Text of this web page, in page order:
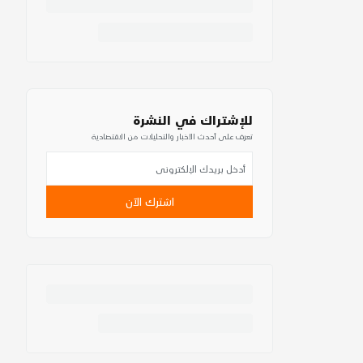
للإشتراك في النشرة
تعرف على أحدث الأخبار والتحليلات من الاقتصادية
اشترك الآن